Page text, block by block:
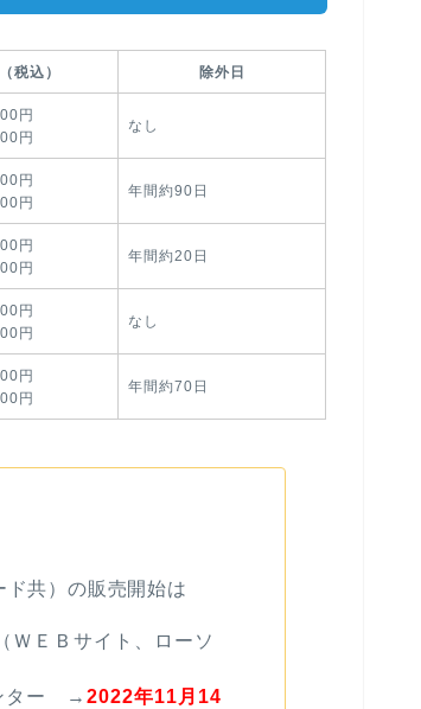
税込） 除外日
円
円
なし
円
円
年間約90日
円
円
年間約20日
円
円
なし
円
円
年間約70日
共）の販売開始は
ＷＥＢサイト、ローソ
ター → 2022年11月14